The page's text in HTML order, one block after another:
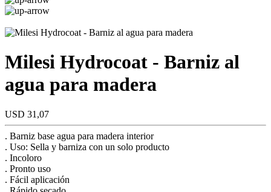
Milesi Hydrocoat - Barniz al
agua para madera
USD 31,07
. Barniz base agua para madera interior
. Uso: Sella y barniza con un solo producto
. Incoloro
. Pronto uso
. Fácil aplicación